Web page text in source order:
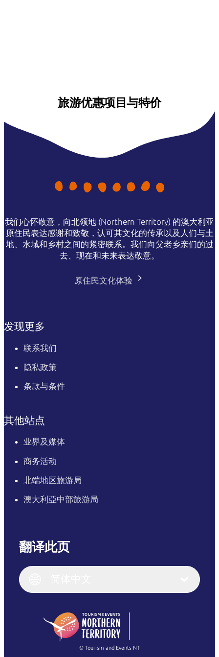
旅游优惠项目与特价
我们心怀敬意，向北领地 (Northern Territory) 的澳大利亚
原住民表达感谢和致敬，认可其文化的传承以及人们与土
地、水域和乡村之间的紧密联系。我们向父老乡亲们的过
去、现在和未来表达敬意。
原住民文化体验
发现更多
联系我们
隐私政策
条款与条件
其他站点
业界及媒体
商务活动
北端地区旅游局
澳大利亞中部旅游局
翻译此页
English (US)
English
(Singapore)
Français
繁體中文
© Tourism and Events NT